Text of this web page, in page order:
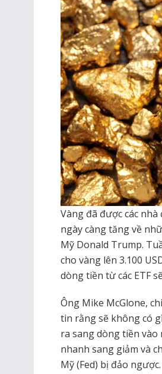
Vàng đã được các
ngày càng tăng về
Mỹ Donald Trump.
cho vàng lên 3.100
dòng tiền từ các ETF
Ông Mike McGlone,
tin rằng sẽ không có
ra sang dòng tiền vào
nhanh sang giảm và
Mỹ (Fed) bị đảo ngược.